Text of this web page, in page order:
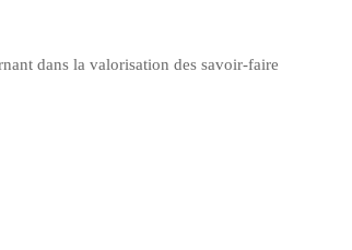
dans la valorisation des savoir-faire